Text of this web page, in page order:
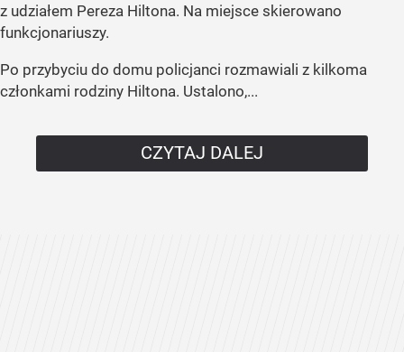
z udziałem Pereza Hiltona. Na miejsce skierowano
funkcjonariuszy.
Po przybyciu do domu policjanci rozmawiali z kilkoma
członkami rodziny Hiltona. Ustalono,...
CZYTAJ DALEJ